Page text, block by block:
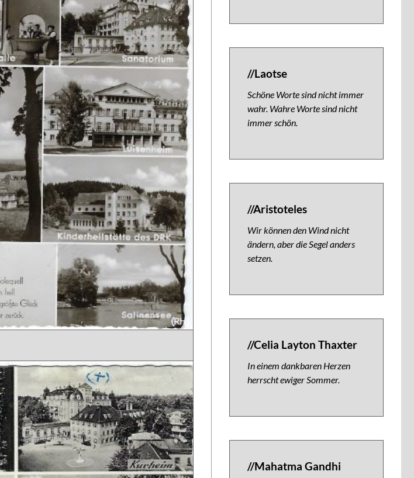
//Laotse
Schöne Worte sind nicht immer
wahr. Wahre Worte sind nicht
immer schön.
//Aristoteles
Wir können den Wind nicht
ändern, aber die Segel anders
setzen.
//Celia Layton Thaxter
In einem dankbaren Herzen
herrscht ewiger Sommer.
//Mahatma Gandhi